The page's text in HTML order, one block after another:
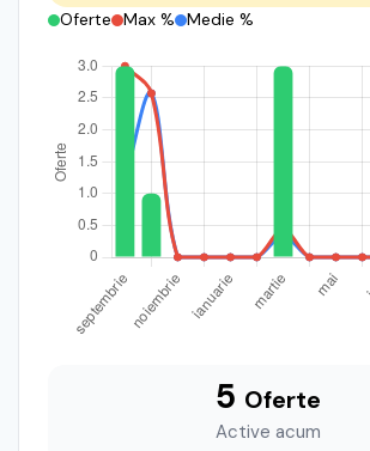
Oferte Max % Medie %
5 Oferte
Active acum